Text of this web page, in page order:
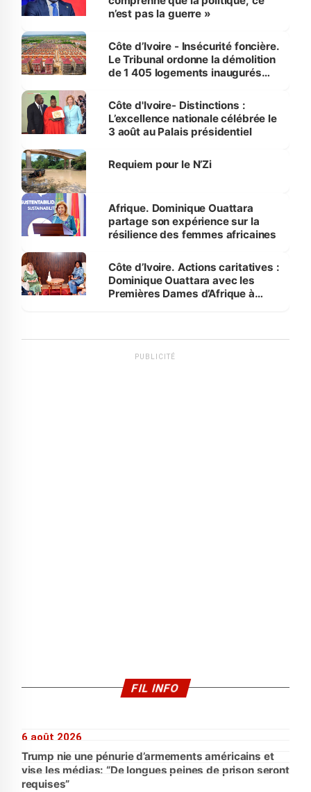
n’est pas la guerre »
Côte d’Ivoire - Insécurité foncière.
Le Tribunal ordonne la démolition
de 1 405 logements inaugurés
Bassam
Côte d'Ivoire- Distinctions :
L’excellence nationale célébrée le
3 août au Palais présidentiel
Requiem pour le N’Zi
Afrique. Dominique Ouattara
partage son expérience sur la
résilience des femmes africaines
Côte d’Ivoire. Actions caritatives :
Dominique Ouattara avec les
Premières Dames d’Afrique à
PUBLICITÉ
FIL INFO
6 août 2026
Trump nie une pénurie d’armements américains et
vise les médias: “De longues peines de prison seront
requises”